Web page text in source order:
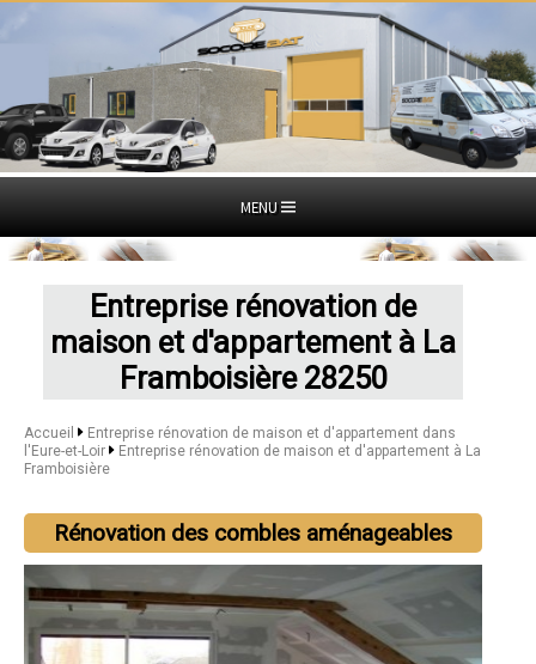
MENU
Entreprise rénovation de
maison et d'appartement à La
Framboisière 28250
Accueil
Entreprise rénovation de maison et d'appartement dans
l'Eure-et-Loir
Entreprise rénovation de maison et d'appartement à La
Framboisière
Rénovation des combles aménageables